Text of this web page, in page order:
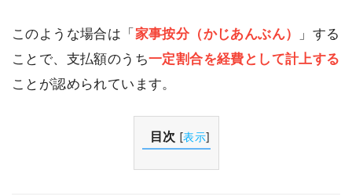
このような場合は「家事按分（かじあんぶん）
」する
ことで、支払額のうち一定割合を経費として計上する
ことが認められています。
目次 [表示]